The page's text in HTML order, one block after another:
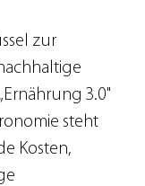
zur
3.0"
steht
Kosten,